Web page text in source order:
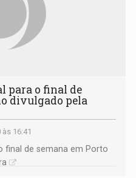
para o final de
divulgado pela
16:41
final de semana em Porto